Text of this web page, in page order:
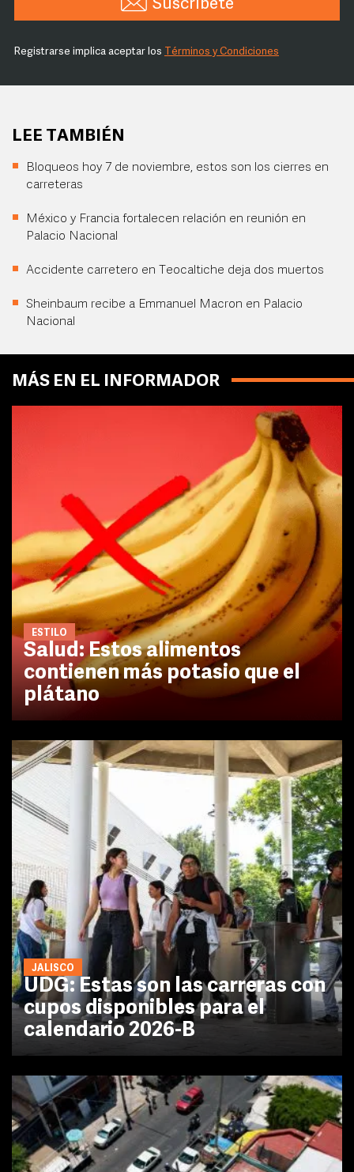
Suscríbete
Registrarse implica aceptar los Términos y Condiciones
LEE TAMBIÉN
Bloqueos hoy 7 de noviembre, estos son los cierres en
carreteras
México y Francia fortalecen relación en reunión en
Palacio Nacional
Accidente carretero en Teocaltiche deja dos muertos
Sheinbaum recibe a Emmanuel Macron en Palacio
Nacional
MÁS EN EL INFORMADOR
ESTILO
Salud: Estos alimentos
contienen más potasio que el
plátano
JALISCO
UDG: Estas son las carreras con
cupos disponibles para el
calendario 2026-B